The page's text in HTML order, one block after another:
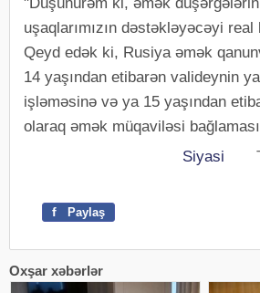
uşaqlarımızın dəstəkləyəcəyi
Qeyd edək ki, Rusiya əmək
14 yaşından etibarən valideynin
işləməsinə və ya 15 yaşından
olaraq əmək müqaviləsi
Siyasi
f Paylaş
Oxşar xəbərlər